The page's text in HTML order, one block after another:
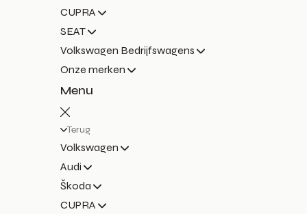
CUPRA
SEAT
Volkswagen Bedrijfswagens
Onze merken
Menu
Terug
Volkswagen
Audi
Škoda
CUPRA